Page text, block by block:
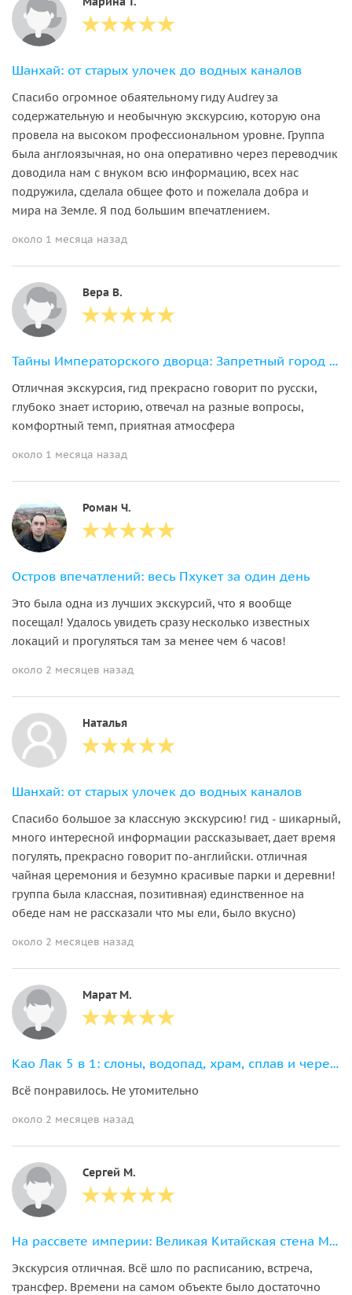
Шанхай: от старых улочек до водных каналов
Спасибо огромное обаятельному гиду Audrey за
содержательную и необычную экскурсию, которую она
провела на высоком профессиональном уровне. Группа
была англоязычная, но она оперативно через переводчик
доводила нам с внуком всю информацию, всех нас
подружила, сделала общее фото и пожелала добра и
мира на Земле. Я под большим впечатлением.
около 1 месяца назад
Вера В.
Тайны Императорского дворца: Запретный город + Музей сокровищ (Мини-Группа)
Отличная экскурсия, гид прекрасно говорит по русски,
глубоко знает историю, отвечал на разные вопросы,
комфортный темп, приятная атмосфера
около 1 месяца назад
Роман Ч.
Остров впечатлений: весь Пхукет за один день
Это была одна из лучших экскурсий, что я вообще
посещал! Удалось увидеть сразу несколько известных
локаций и прогуляться там за менее чем 6 часов!
около 2 месяцев назад
Наталья
Шанхай: от старых улочек до водных каналов
Спасибо большое за классную экскурсию! гид - шикарный,
много интересной информации рассказывает, дает время
погулять, прекрасно говорит по-английски. отличная
чайная церемония и безумно красивые парки и деревни!
группа была классная, позитивная) единственное на
обеде нам не рассказали что мы ели, было вкусно)
около 2 месяцев назад
Марат М.
Као Лак 5 в 1: слоны, водопад, храм, сплав и черепахи
Всё понравилось. Не утомительно
около 2 месяцев назад
Сергей М.
На рассвете империи: Великая Китайская стена Мутяньюй за 5 часов
Экскурсия отличная. Всё шло по расписанию, встреча,
трансфер. Времени на самом объекте было достаточно